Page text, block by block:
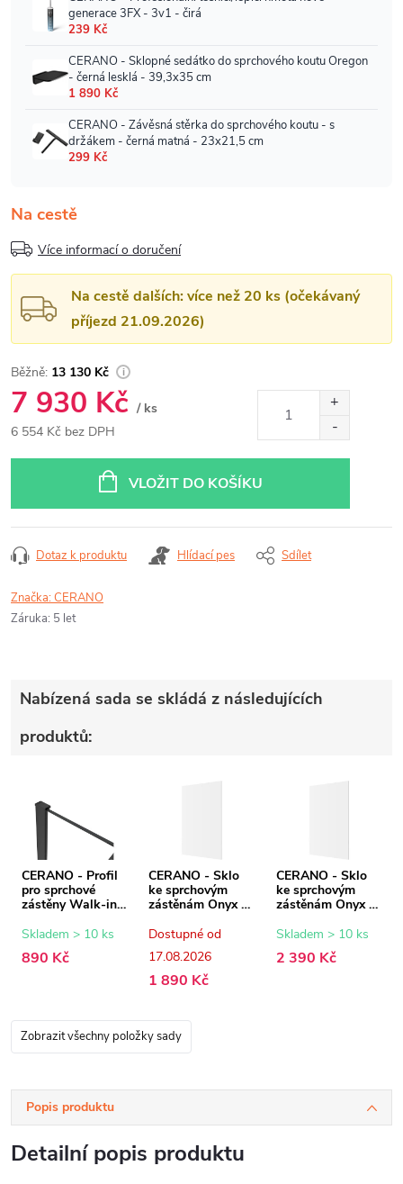
Na cestě
Více informací o doručení
Na cestě dalších: více než 20 ks (očekávaný
příjezd 21.09.2026)
13 130 Kč
7 930 Kč / ks
6 554 Kč bez DPH
VLOŽIT DO KOŠÍKU
Dotaz k produktu Hlídací pes Sdílet
Značka:CERANO
Záruka: 5 let
Nabízená sada se skládá z následujících
produktů:
CERANO - Profil
pro sprchové
zástěny Walk-in
černá matná - 15
Skladem > 10 ks
890 Kč
CERANO - Sklo
ke sprchovým
zástěnám Onyx -
transparentní sklo
Dostupné od
17.08.2026
1 890 Kč
CERANO - Sklo
ke sprchovým
zástěnám Onyx -
transparentní sklo
- 70x200 cm
Skladem > 10 ks
2 390 Kč
Zobrazit všechny položky sady
Popis produktu
Detailní popis produktu